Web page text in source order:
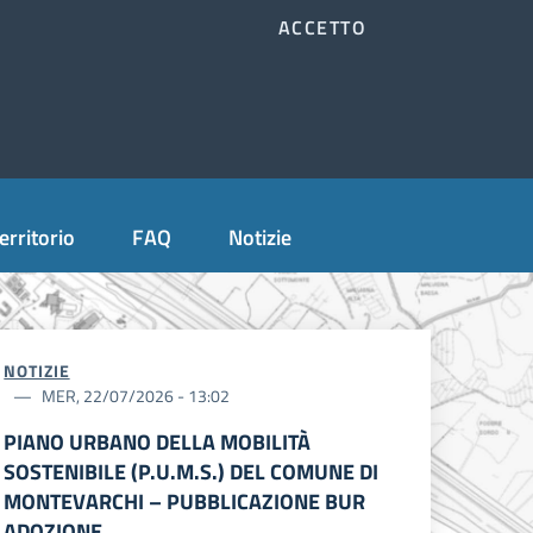
ACCETTO
Accedi all'area personale
FAQ Notizie
NOTIZIE
MER, 22/07/2026 - 13:02
PIANO URBANO DELLA MOBILITÀ
SOSTENIBILE (P.U.M.S.) DEL COMUNE DI
MONTEVARCHI – PUBBLICAZIONE BUR